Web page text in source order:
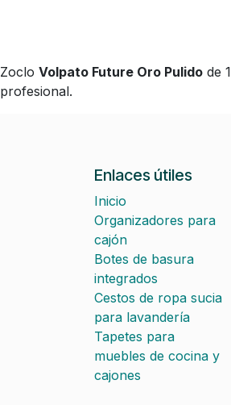
Zoclo Volpato Future Oro Pulido de
profesional.
Enlaces útiles
Inicio
Organizadores para
cajón
Botes de basura
integrados
Cestos de ropa sucia
para lavandería
Tapetes para
muebles de cocina y
cajones